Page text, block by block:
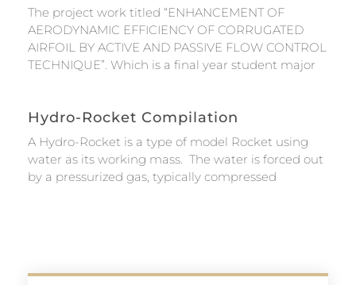
The project work titled “ENHANCEMENT OF
AERODYNAMIC EFFICIENCY OF CORRUGATED
AIRFOIL BY ACTIVE AND PASSIVE FLOW CONTROL
TECHNIQUE”. Which is a final year student major
Hydro-Rocket Compilation
A Hydro-Rocket is a type of model Rocket using
water as its working mass. The water is forced out
by a pressurized gas, typically compressed